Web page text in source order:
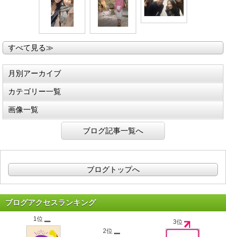
すべて見る≫
月別アーカイブ
カテゴリー一覧
画像一覧
ブログ記事一覧へ
ブログトップへ
ブログアクセスランキング
1位
2位
3位